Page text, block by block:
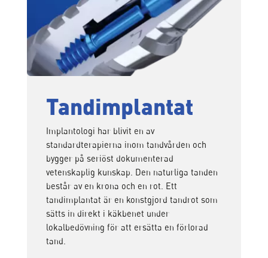
Tandimplantat
Implantologi har blivit en av
standardterapierna inom tandvården och
bygger på seriöst dokumenterad
vetenskaplig kunskap. Den naturliga tanden
består av en krona och en rot. Ett
tandimplantat är en konstgjord tandrot som
sätts in direkt i käkbenet under
lokalbedövning för att ersätta en förlorad
tand.